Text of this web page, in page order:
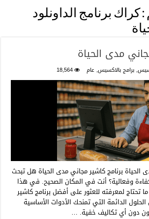
: كراك برنامج الداونلود
مدى الحياة
, برامج بالاكسيس, عام 18,564
الحياة برنامج كاشير مجاني مدى الحياة هل تبحث
وفعالية؟ أنت في المكان الصحيح. في هذا
تحتاج لمعرفته للعثور على أفضل برنامج كاشير
الدائمة التي تمنحك الأدوات الأساسية
دون أي تكاليف خفية. …